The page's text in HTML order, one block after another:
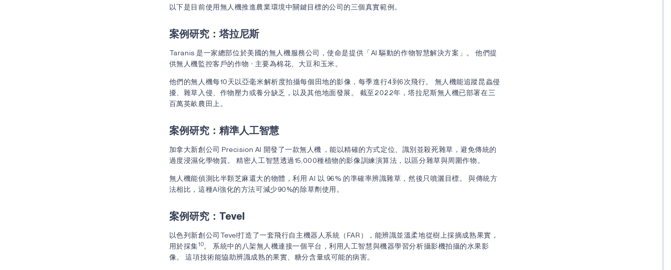
以下是目前使用無人機推進農業環境中關鍵目標的公司的三個真實範例。
案例研究：塔拉尼斯
Taranis 是一家總部位於美國的無人機服務公司，使命是提供「AI 驅動的作物智慧解決方案」。 他們提
供無人機監控客戶的作物 ， 主要為棉花、大豆和玉米。
他們的無人機每10天以亞毫米解析度拍攝每個田地的影像，每季進行4到6次飛行。 無人機能追蹤昆蟲侵
擾、雜草入侵、作物壓力或養分缺乏，以及其他地面發展。 截至2022年，塔拉尼斯無人機已部署在三
百萬英畝農田上。
案例研究：精準人工智慧
加拿大新創公司 Precision AI 開發了一款無人機 ，能以精確的方式定位、識別並殺死雜草，避免傳統的
過度浸濕化學物質。 精密人工智慧透過15,000種植物的影像訓練演算法，以區分雜草與周圍作物。
無人機能偵測比半顆芝麻還大的物體，利用 AI 以 96% 的準確率辨識雜草，然後只噴灑目標。 與傳統方
法相比，這種AI強化的方法可減少90%的除草劑使用。
案例研究：Tevel
以色列新創公司Tevel打造了一套飛行自主機器人系統（FAR），能辨識並溫柔地從樹上採摘成熟果實，
用於採集10。 系統中的八架無人機連接一個平台，利用人工智慧與機器學習分析攝影機拍攝的水果影
像。 這項技術能協助辨識成熟的果實、糖分含量或可能的病害。